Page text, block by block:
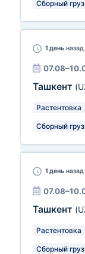
Сборный
1 день
Ташкент
Растентовка
Сборный
1 день
Ташкент
Растентовка
Сборный